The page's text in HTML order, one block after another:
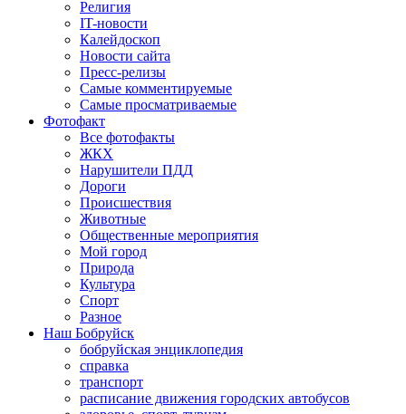
Религия
IT-новости
Калейдоскоп
Новости сайта
Пресс-релизы
Самые комментируемые
Самые просматриваемые
Фотофакт
Все фотофакты
ЖКХ
Нарушители ПДД
Дороги
Происшествия
Животные
Общественные мероприятия
Мой город
Природа
Культура
Спорт
Разное
Наш Бобруйск
бобруйская энциклопедия
справка
транспорт
расписание движения городских автобусов